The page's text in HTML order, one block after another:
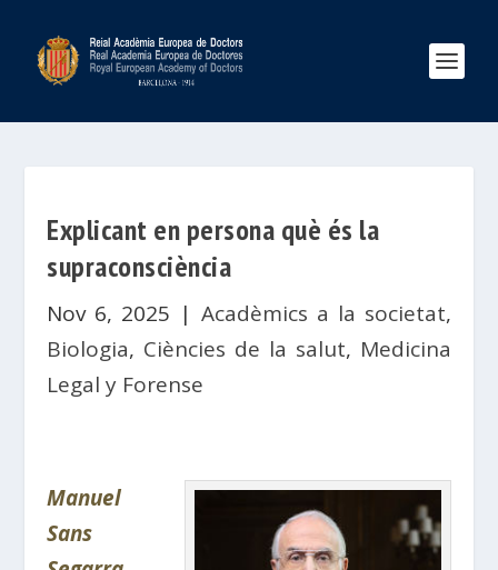
Explicant en persona què és la
supraconsciència
Nov 6, 2025 | Acadèmics a la societat,
Biologia, Ciències de la salut, Medicina
Legal y Forense
Manuel
Sans